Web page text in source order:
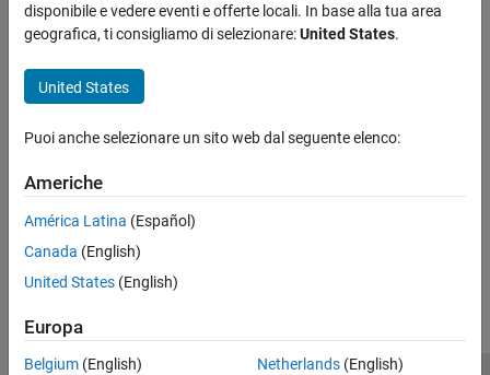
How useful was this information?
disponibile e vedere eventi e offerte locali. In base alla tua area
geografica, ti consigliamo di selezionare:United States.
United States
Puoi anche selezionare un sito web dal seguente elenco:
Americhe
América Latina (Español)
Canada (English)
United States (English)
Europa
Belgium (English)
Netherlands(English)